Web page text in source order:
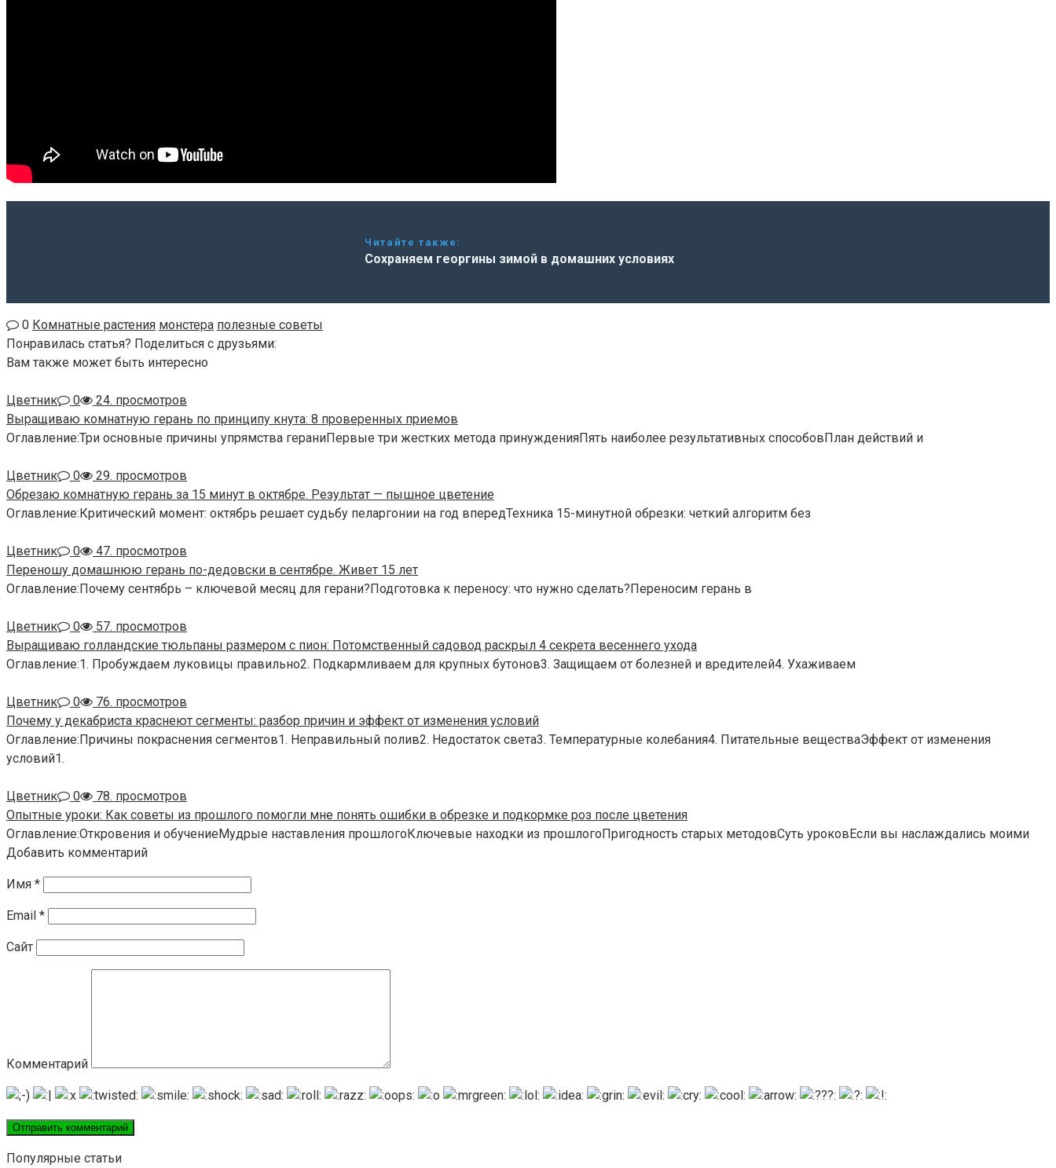
Читайте также:
Сохраняем георгины зимой в домашних условиях
0 Комнатные растения монстера полезные советы
Понравилась статья? Поделиться с друзьями:
Вам также может быть интересно
Цветник 0
24. просмотров
Выращиваю комнатную герань по принципу кнута: 8 проверенных приемов
Оглавление:Три основные причины упрямства гераниПервые три жестких метода принужденияПять наиболее результативных способовПлан действий и
Цветник 0
29. просмотров
Обрезаю комнатную герань за 15 минут в октябре. Результат — пышное цветение
Оглавление:Критический момент: октябрь решает судьбу пеларгонии на год впередТехника 15-минутной обрезки: четкий алгоритм без
Цветник 0
47. просмотров
Переношу домашнюю герань по-дедовски в сентябре. Живет 15 лет
Оглавление:Почему сентябрь – ключевой месяц для герани?Подготовка к переносу: что нужно сделать?Переносим герань в
Цветник 0
57. просмотров
Выращиваю голландские тюльпаны размером с пион: Потомственный садовод раскрыл 4 секрета весеннего ухода
Оглавление:1. Пробуждаем луковицы правильно2. Подкармливаем для крупных бутонов3. Защищаем от болезней и вредителей4. Ухаживаем
Цветник 0
76. просмотров
Почему у декабриста краснеют сегменты: разбор причин и эффект от изменения условий
Оглавление:Причины покраснения сегментов1. Неправильный полив2. Недостаток света3. Температурные колебания4. Питательные веществаЭффект от изменения
условий1.
Цветник 0
78. просмотров
Опытные уроки: Как советы из прошлого помогли мне понять ошибки в обрезке и подкормке роз после цветения
Оглавление:Откровения и обучениеМудрые наставления прошлогоКлючевые находки из прошлогоПригодность старых методовСуть уроковЕсли вы наслаждались моими
Добавить комментарий
Имя *
Email *
Сайт
Комментарий
Популярные статьи